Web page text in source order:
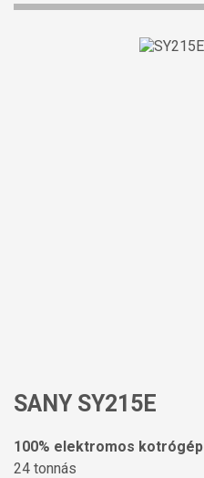
SANY SY215E
100% elektromos kotrógép
24 tonnás